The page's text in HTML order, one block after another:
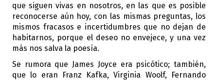
que siguen vivas en nosotros, en las que es posible
reconocerse aún hoy, con las mismas preguntas, los
mismos fracasos e incertidumbres que no dejan de
habitarnos, porque el deseo no envejece, y una vez
más nos salva la poesía.
Se rumora que James Joyce era psicótico; también,
que lo eran Franz Kafka, Virginia Woolf, Fernando